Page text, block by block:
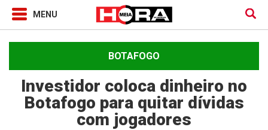
BOTAFOGO
Investidor coloca dinheiro no
Botafogo para quitar dívidas
com jogadores